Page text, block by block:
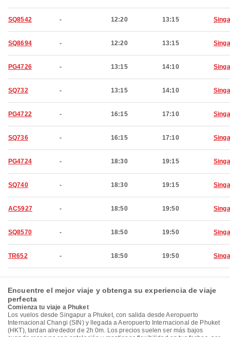
SQ8542 - 12:20 13:15
SQ8694 - 12:20 13:15
PG4726 - 13:15 14:10
SQ732 - 13:15 14:10
PG4722 - 16:15 17:10
SQ736 - 16:15 17:10
PG4724 - 18:30 19:15
SQ740 - 18:30 19:15
AC5927 - 18:50 19:50
SQ8570 - 18:50 19:50
TR652 - 18:50 19:50
Encuentre el mejor viaje y obtenga su experiencia de viaje
perfecta
Comienza tu viaje a Phuket
Los vuelos desde Singapur a Phuket, con salida desde Aeropuerto
Internacional Changi (SIN) y llegada a Aeropuerto Internacional de Phuket
(HKT), tardan alrededor de 2h 0m. Los precios suelen ser más bajos